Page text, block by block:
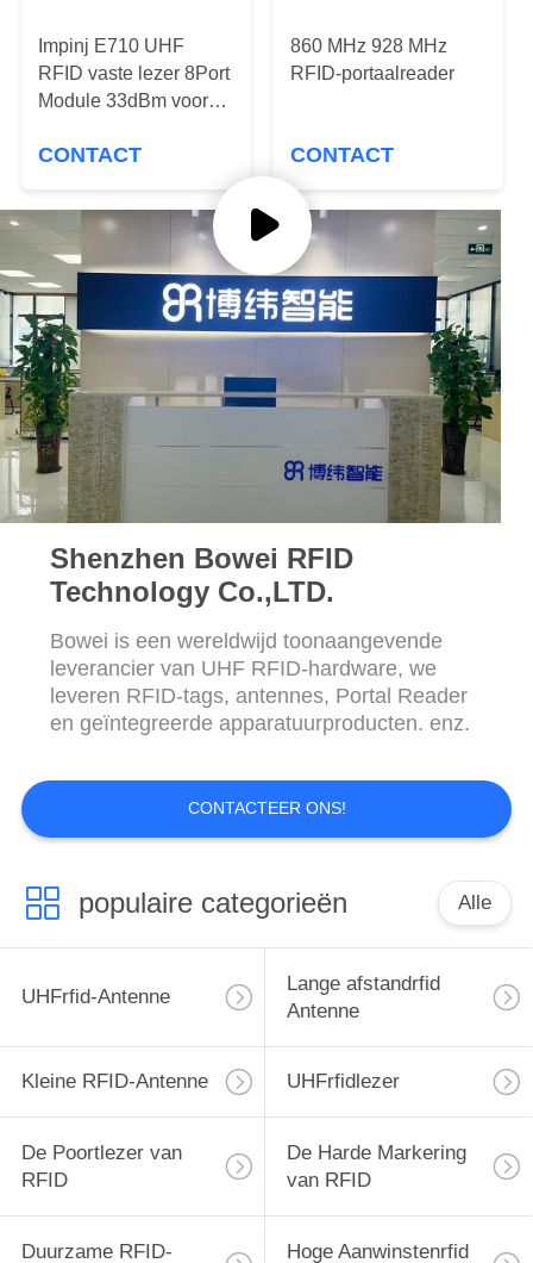
ALLE
GEVALLEN
VERZOEK
EEN
CITAAT
SITEMAP
PRIVACYBELEID
Impinj E710 UHF
RFID vaste lezer 8Port
Module 33dBm voor
vrachtoverdracht
CONTACT
860 MHz 928 MHz
RFID-portaalreader
CONTACT
Shenzhen Bowei RFID
Technology Co.,LTD.
Bowei is een wereldwijd toonaangevende
leverancier van UHF RFID-hardware, we
leveren RFID-tags, antennes, Portal Reader
en geïntegreerde apparatuurproducten. enz.
CONTACTEER ONS!
populaire categorieën Alle
UHFrfid-Antenne
Lange afstandrfid
Antenne
Kleine RFID-Antenne UHFrfidlezer
De Poortlezer van
RFID
De Harde Markering
van RFID
Duurzame RFID- Hoge Aanwinstenrfid